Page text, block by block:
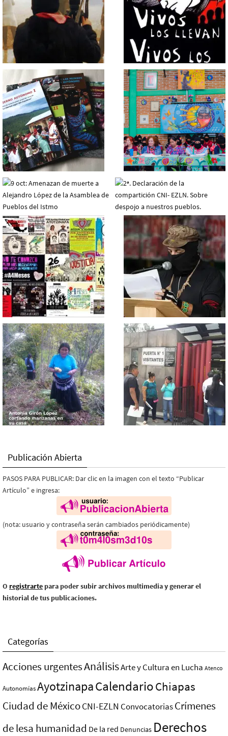
Publicación Abierta
PASOS PARA PUBLICAR: Dar clic en la imagen con el texto “Publicar
Artículo” e ingresa:
(nota: usuario y contraseña serán cambiados periódicamente)
O registrarte para poder subir archivos multimedia y generar el
historial de tus publicaciones.
Categorías
Acciones urgentesAnálisisArte y Cultura en Lucha Atenco
AutonomíasAyotzinapaCalendarioChiapas
Ciudad de MéxicoCNI-EZLN ConvocatoriasCrímenes
de lesa humanidad De la red Denuncias Derechos